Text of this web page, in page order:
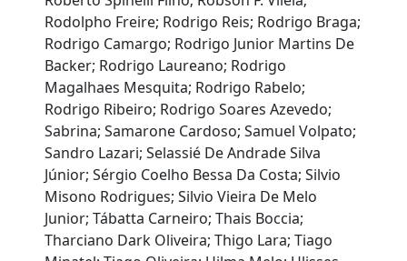
Rodolpho Freire; Rodrigo Reis; Rodrigo Braga;
Rodrigo Camargo; Rodrigo Junior Martins De
Backer; Rodrigo Laureano; Rodrigo
Magalhaes Mesquita; Rodrigo Rabelo;
Rodrigo Ribeiro; Rodrigo Soares Azevedo;
Sabrina; Samarone Cardoso; Samuel Volpato;
Sandro Lazari; Selassié De Andrade Silva
Júnior; Sérgio Coelho Bessa Da Costa; Silvio
Misono Rodrigues; Silvio Vieira De Melo
Junior; Tábatta Carneiro; Thais Boccia;
Tharciano Dark Oliveira; Thigo Lara; Tiago